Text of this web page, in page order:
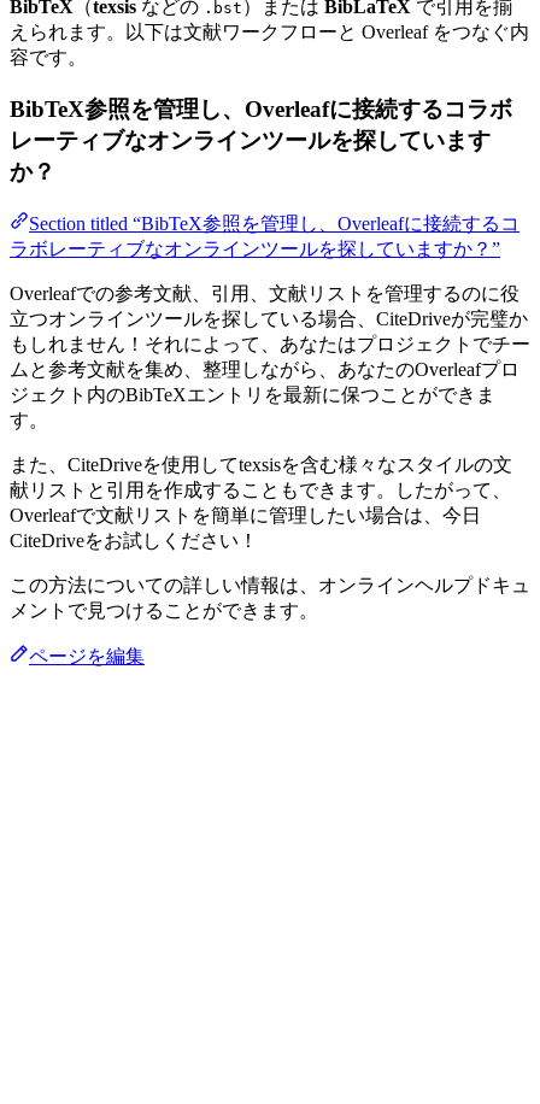
BibTeX （texsis などの .bst ）または BibLaTeX で引用を揃
えられます。以下は文献ワークフローと Overleaf をつなぐ内
容です。
BibTeX参照を管理し、Overleafに接続するコラボ
レーティブなオンラインツールを探しています
か？
Section titled “BibTeX参照を管理し、Overleafに接続するコ
ラボレーティブなオンラインツールを探していますか？”
Overleafでの参考文献、引用、文献リストを管理するのに役
立つオンラインツールを探している場合、CiteDriveが完璧か
もしれません！それによって、あなたはプロジェクトでチー
ムと参考文献を集め、整理しながら、あなたのOverleafプロ
ジェクト内のBibTeXエントリを最新に保つことができま
す。
また、CiteDriveを使用してtexsisを含む様々なスタイルの文
献リストと引用を作成することもできます。したがって、
Overleafで文献リストを簡単に管理したい場合は、今日
CiteDriveをお試しください！
この方法についての詳しい情報は、オンラインヘルプドキュ
メントで見つけることができます。
ページを編集